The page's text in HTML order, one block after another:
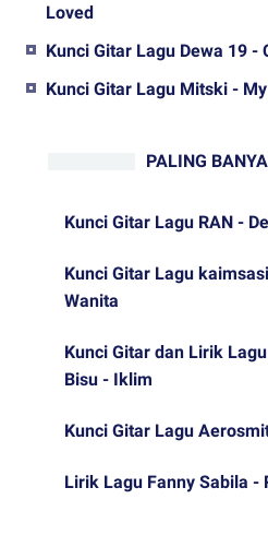
Loved
Kunci Gitar Lagu Dewa 19 -
Kunci Gitar Lagu Mitski -
PALING
Kunci Gitar Lagu RAN -
Kunci Gitar Lagu
Wanita
Kunci Gitar dan Lirik
Bisu - Iklim
Kunci Gitar Lagu
Lirik Lagu Fanny Sabila -